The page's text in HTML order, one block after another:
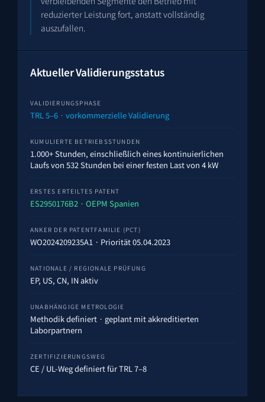
reduzierter Leistung fort, anstatt vollständig
auszufallen.
Aktueller Validierungs­status
VALIDIERUNGS­PHASE
TRL 5–6 · vorkommerzielle Validierung
KUMULIERTE BETRIEBS­STUNDEN
1.000+ Stunden, einschließlich eines kontinuierlichen
Laufs von 532 Stunden bei einer festen Last von 4 kW
ERSTES ERTEILTES PATENT
ES2950176B2 · OEPM Spanien
ANKER DER PATENT­FAMILIE (PCT)
WO2024209235A1 · Priorität 05.04.2023
NATIONALE / REGIONALE PRÜFUNG
EP, US, CN, IN aktiv
UNABHÄNGIGE METROLOGIE
Methodik definiert · geplant mit akkreditierten
Laborpartnern
ZERTIFIZIERUNGS­WEG
CE / UL-Weg definiert für TRL 7–8